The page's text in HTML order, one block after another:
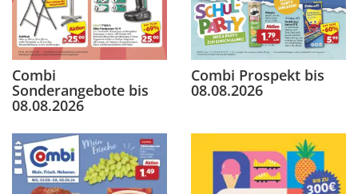
Combi
Sonderangebote bis
08.08.2026
Combi Prospekt bis
08.08.2026